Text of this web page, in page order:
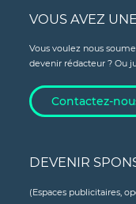
VOUS AVEZ
Vous voulez nous
devenir rédacteur ? Ou
Contactez-
DEVENIR
(Espaces publicitaires,